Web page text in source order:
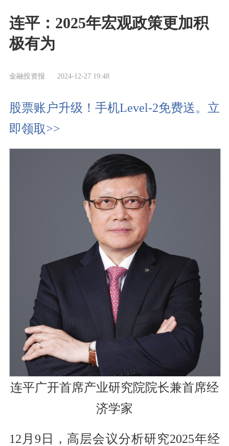
连平：2025年宏观政策更加积
极有为
金融投资报 2024-12-27 19:48
股票账户升级！手机Level-2免费送。立
即领取>>
连平广开首席产业研究院院长兼首席经
济学家
12月9日，高层会议分析研究2025年经